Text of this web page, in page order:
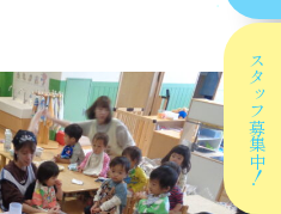
スタッフ
募集中！